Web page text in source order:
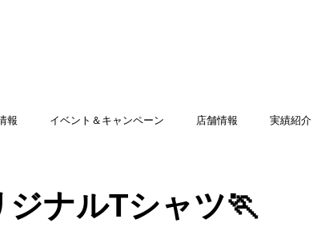
報 イベント＆キャンペーン 店舗情報 実績紹介
ジナルTシャツ🏃